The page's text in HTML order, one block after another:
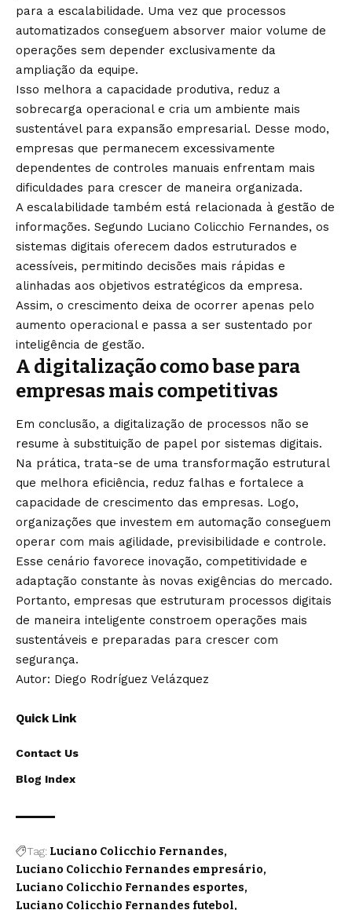
para a escalabilidade. Uma vez que processos
automatizados conseguem absorver maior volume de
operações sem depender exclusivamente da
ampliação da equipe.
Isso melhora a capacidade produtiva, reduz a
sobrecarga operacional e cria um ambiente mais
sustentável para expansão empresarial. Desse modo,
empresas que permanecem excessivamente
dependentes de controles manuais enfrentam mais
dificuldades para crescer de maneira organizada.
A escalabilidade também está relacionada à gestão de
informações. Segundo Luciano Colicchio Fernandes, os
sistemas digitais oferecem dados estruturados e
acessíveis, permitindo decisões mais rápidas e
alinhadas aos objetivos estratégicos da empresa.
Assim, o crescimento deixa de ocorrer apenas pelo
aumento operacional e passa a ser sustentado por
inteligência de gestão.
A digitalização como base para
empresas mais competitivas
Em conclusão, a digitalização de processos não se
resume à substituição de papel por sistemas digitais.
Na prática, trata-se de uma transformação estrutural
que melhora eficiência, reduz falhas e fortalece a
capacidade de crescimento das empresas. Logo,
organizações que investem em automação conseguem
operar com mais agilidade, previsibilidade e controle.
Esse cenário favorece inovação, competitividade e
adaptação constante às novas exigências do mercado.
Portanto, empresas que estruturam processos digitais
de maneira inteligente constroem operações mais
sustentáveis e preparadas para crescer com
segurança.
Autor: Diego Rodríguez Velázquez
Quick Link
Contact Us
Blog Index
Tag: Luciano Colicchio Fernandes
Luciano Colicchio Fernandes empresário
Luciano Colicchio Fernandes esportes
Luciano Colicchio Fernandes futebol